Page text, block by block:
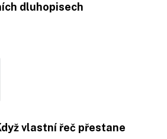
dluhopisech
vlastní řeč přestane